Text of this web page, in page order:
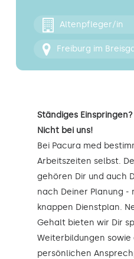
Altenpfleger/in
Freiburg im
Ständiges
Nicht bei uns!
Bei Pacura med
Arbeitszeiten selbst.
gehören Dir und auch
nach Deiner Planung -
knappen Dienstplan.
Gehalt bieten wir Dir
Weiterbildungen sowie
persönlichen